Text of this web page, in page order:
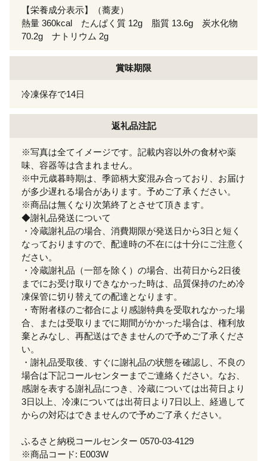
【栄養成分表示】（蕎麦）
熱量 360kcal たんぱく質 12g 脂質 13.6g 炭水化物
70.2g ナトリウム 2g
賞味期限
冷凍保存で14日
返礼品注記
※写真は全てイメージです。記載内容以外の食材や薬
味、容器等は含まれません。
※中元歳暮時期は、季節柄大変混み合っており、お届け
が多少遅れる場合があります。予めご了承ください。
※商品は無くなり次第終了とさせて頂きます。
◆謝礼品発送について
・冷蔵謝礼品の場合、消費期限が発送日から3日と短く
なっておりますので、配達時の不在には十分にご注意く
ださい。
・冷蔵謝礼品（一部を除く）の場合、出荷日から2日後
までにお受け取りできなかった時は、品質保持のため冷
凍保管に切り替えての配達となります。
・寄附者様のご都合により感謝特典を受取れなかった場
合、または受取りまでに期間がかかった場合は、権利放
棄とみなし、再配送はできませんので予めご了承くださ
い。
・謝礼品受取後、すぐに謝礼品の状態を確認し、不良の
場合は下記コールセンターまでご連絡ください。なお、
感謝を表する謝礼品につき、冷蔵については出荷日より
3日以上、冷凍については出荷日より7日以上、経過して
からの対応はできませんので予めご了承ください。
ふるさと納税コールセンター 0570-03-4129
※商品コード: E003W